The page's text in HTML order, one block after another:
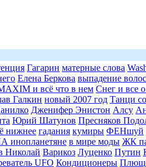
Гагарин матерные слова
Елена Беркова выпадение волос
и всё что в нем Снег и все
Галкин новый 2007 год Танци
Дженифер Энистон Алсу
Юрий Шатунов Пресняков
нижнее гадания кумиры ФЕНшуй
инопланетяне в мире моды ЖК
Николай Варикоз Луценко Путин
UFO Кондиционеры